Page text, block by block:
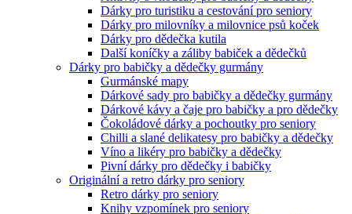
Dárky pro turistiku a cestování pro seniory
Dárky pro milovníky a milovnice psů koček
Dárky pro dědečka kutila
Další koníčky a záliby babiček a dědečků
Dárky pro babičky a dědečky gurmány
Gurmánské mapy
Dárkové sady pro babičky a dědečky gurmány
Dárkové kávy a čaje pro babičky a pro dědečky
Čokoládové dárky a pochoutky pro seniory
Chilli a slané delikatesy pro babičky a dědečky
Víno a likéry pro babičky a dědečky
Pivní dárky pro dědečky i babičky
Originální a retro dárky pro seniory
Retro dárky pro seniory
Knihy vzpomínek pro seniory